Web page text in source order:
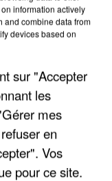
information actively
and combine data from
devices based on
sur "Accepter
les
mes
en
Vos
pour ce site.